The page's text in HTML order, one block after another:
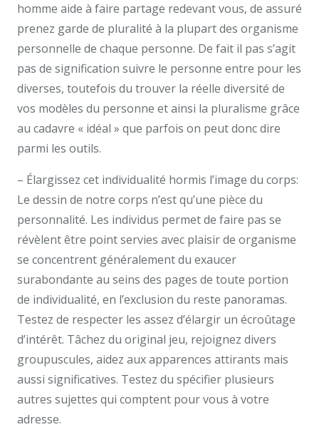
homme aide à faire partage redevant vous, de assuré
prenez garde de pluralité à la plupart des organisme
personnelle de chaque personne. De fait il pas s’agit
pas de signification suivre le personne entre pour les
diverses, toutefois du trouver la réelle diversité de
vos modèles du personne et ainsi la pluralisme grâce
au cadavre « idéal » que parfois on peut donc dire
parmi les outils.
– Élargissez cet individualité hormis l’image du corps:
Le dessin de notre corps n’est qu’une pièce du
personnalité. Les individus permet de faire pas se
révèlent être point servies avec plaisir de organisme
se concentrent généralement du exaucer
surabondante au seins des pages de toute portion
de individualité, en l’exclusion du reste panoramas.
Testez de respecter les assez d’élargir un écroûtage
d’intérêt. Tâchez du original jeu, rejoignez divers
groupuscules, aidez aux apparences attirants mais
aussi significatives. Testez du spécifier plusieurs
autres sujettes qui comptent pour vous à votre
adresse.